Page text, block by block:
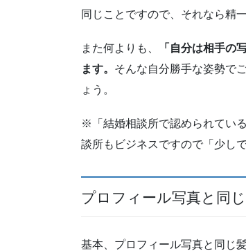
同じことですので、それなら精
また何よりも、
「自分は相手の
ます。 そんな自分勝手な姿勢で
ょう。
※「結婚相談所で認められてい
談所もビジネスですので「少し
プロフィール写真と同
基本、プロフィール写真と同じ